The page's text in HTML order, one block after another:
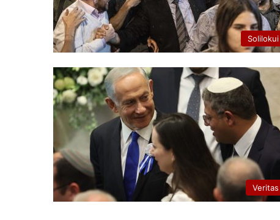
Solilokui
Veritas